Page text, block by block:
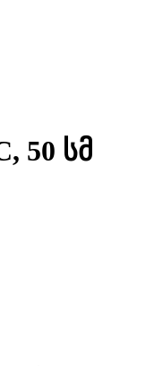
50 სმ